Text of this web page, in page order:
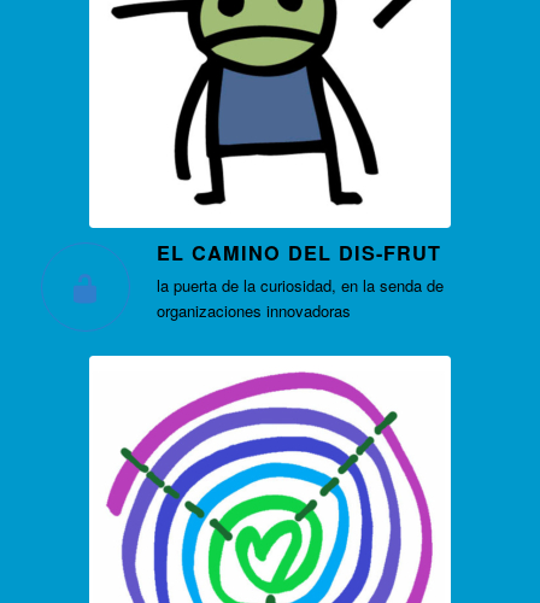
EL CAMINO DEL DIS-FRUT
la puerta de la curiosidad, en la senda de
organizaciones innovadoras